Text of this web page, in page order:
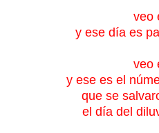
veo
y ese día es
veo
y ese es el
que se
el día del